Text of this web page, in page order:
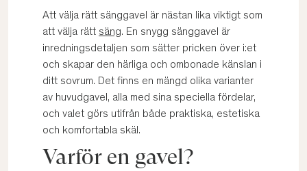
Att välja rätt sänggavel är nästan lika viktigt som
att välja rätt säng. En snygg sänggavel är
inredningsdetaljen som sätter pricken över i:et
och skapar den härliga och ombonade känslan i
ditt sovrum. Det finns en mängd olika varianter
av huvudgavel, alla med sina speciella fördelar,
och valet görs utifrån både praktiska, estetiska
och komfortabla skäl.
Varför en gavel?